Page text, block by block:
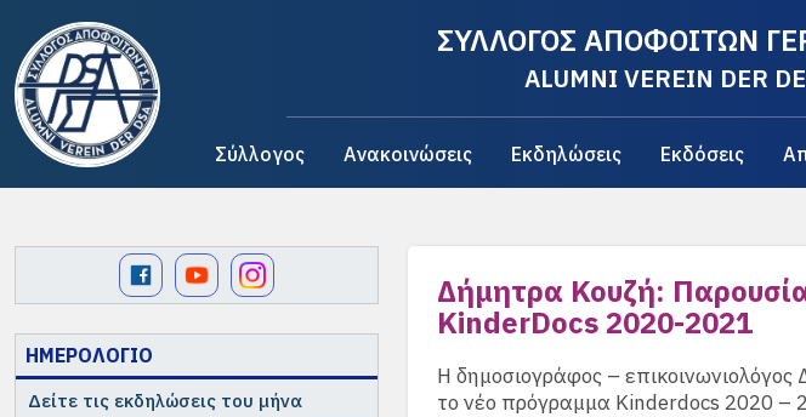
ΣΥΛΛΟΓΟΣ ΑΠΟΦΟΙΤΩΝ
ALUMNI VEREIN DER
Σύλλογος Ανακοινώσεις Εκδηλώσεις Εκδόσεις
ΗΜΕΡΟΛΟΓΙΟ
Δείτε τις εκδηλώσεις του μήνα
Δήμητρα Κουζή:
KinderDocs 2020-2021
Η δημοσιογράφος –
το νέο πρόγραμμα Kinderdocs 2020 –